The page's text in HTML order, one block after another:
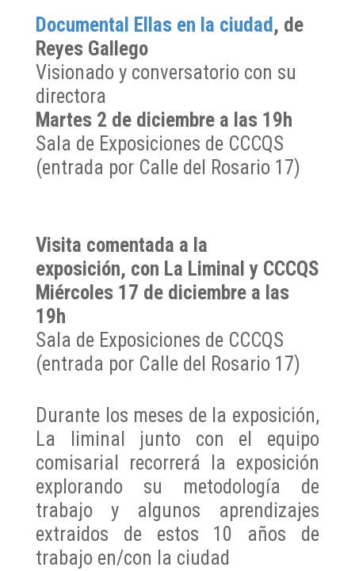
Documental Ellas en la ciudad , de
Reyes Gallego
Visionado y conversatorio con su
directora
Martes 2 de diciembre a las 19h
Sala de Exposiciones de CCCQS
(entrada por Calle del Rosario 17)
Visita comentada a la
exposición, con La Liminal y CCCQS
Miércoles 17 de diciembre a las
19h
Sala de Exposiciones de CCCQS
(entrada por Calle del Rosario 17)
Durante los meses de la exposición,
La liminal junto con el equipo
comisarial recorrerá la exposición
explorando su metodología de
trabajo y algunos aprendizajes
extraidos de estos 10 años de
trabajo en/con la ciudad